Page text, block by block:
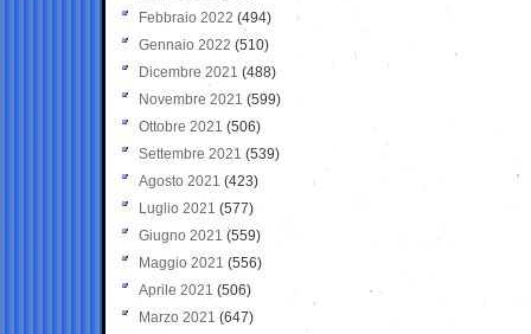
Febbraio 2022 (494)
Gennaio 2022 (510)
Dicembre 2021 (488)
Novembre 2021 (599)
Ottobre 2021 (506)
Settembre 2021 (539)
Agosto 2021 (423)
Luglio 2021 (577)
Giugno 2021(559)
Maggio 2021 (556)
Aprile 2021 (506)
Marzo 2021 (647)